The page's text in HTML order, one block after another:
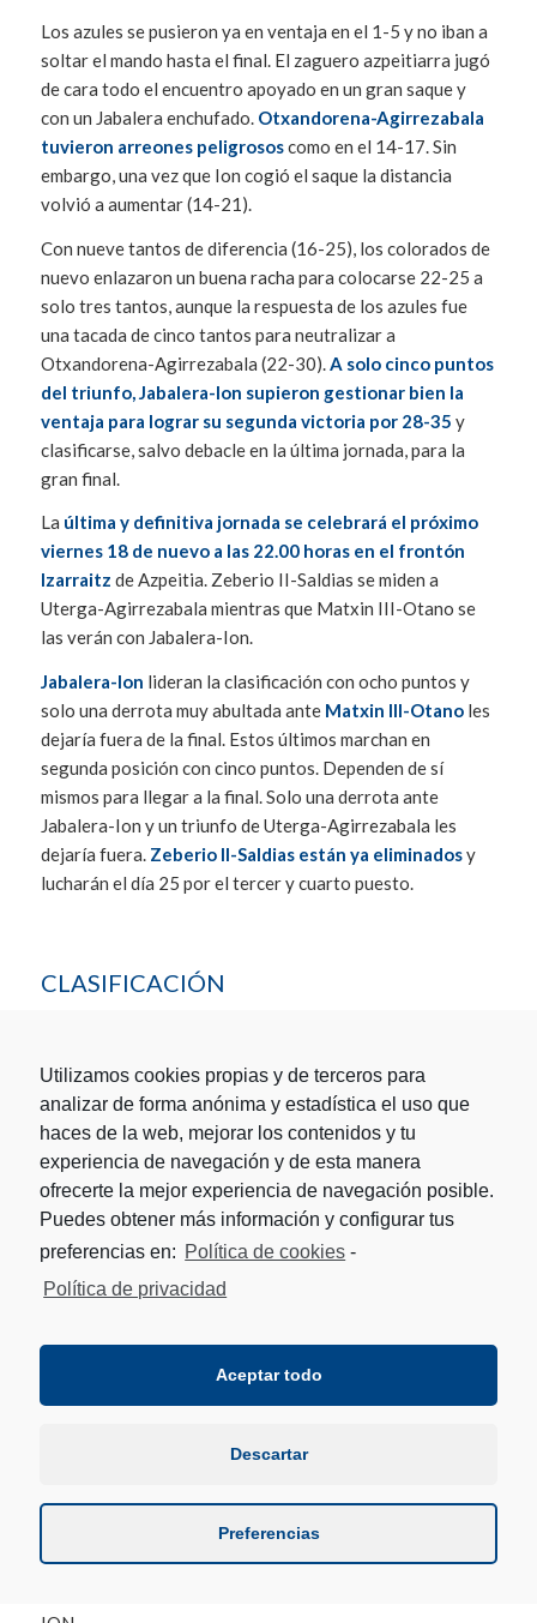
Los azules se pusieron ya en ventaja en el 1-5 y no iban a
soltar el mando hasta el final. El zaguero azpeitiarra jugó
de cara todo el encuentro apoyado en un gran saque y
con un Jabalera enchufado. Otxandorena-Agirrezabala
tuvieron arreones peligrososcomo en el 14-17. Sin
embargo, una vez que Ion cogió el saque la distancia
volvió a aumentar (14-21).
Con nueve tantos de diferencia (16-25), los colorados de
nuevo enlazaron un buena racha para colocarse 22-25 a
solo tres tantos, aunque la respuesta de los azules fue
una tacada de cinco tantos para neutralizar a
Otxandorena-Agirrezabala (22-30). A solo cinco puntos
del triunfo, Jabalera-Ion supieron gestionar bien la
ventaja para lograr su segunda victoria por 28-35 y
clasificarse, salvo debacle en la última jornada, para la
gran final.
La última y definitiva jornada se celebrará el próximo
viernes 18 de nuevo a las 22.00 horas en el frontón
Izarraitz de Azpeitia. Zeberio II-Saldias se miden a
Uterga-Agirrezabala mientras que Matxin III-Otano se
las verán con Jabalera-Ion.
Jabalera-Ion lideran la clasificación con ocho puntos y
solo una derrota muy abultada anteMatxin III-Otanoles
dejaría fuera de la final. Estos últimos marchan en
segunda posición con cinco puntos. Dependen de sí
mismos para llegar a la final. Solo una derrota ante
Jabalera-Ion y un triunfo de Uterga-Agirrezabala les
dejaría fuera.Zeberio II-Saldias están ya eliminadosy
lucharán el día 25 por el tercer y cuarto puesto.
CLASIFICACIÓN
1- JABALERA-ION 2 / 2 / 0 / 70 / 54/ +16 / 8
2- MATXIN III-OTANO 2 / 1 / 1 / 67/ 65 / +2 / 5
3- UTERGA-AGIRREZABALA 2 / 1 / 1 / 63/ 67/ -4 / 4
4- ZEBERIO II-SALDIAS 2 / 0 / 2 / 56 / 70/ -14 / 0
CALENDARIO TORNEO de REMONTE
PROFESIONAL de AZPEITIA
ZEBERIO II-SALDIAS 26-35 JABALERA-ION
Utilizamos cookies propias y de terceros para
analizar de forma anónima y estadística el uso que
haces de la web, mejorar los contenidos y tu
experiencia de navegación y de esta manera
ofrecerte la mejor experiencia de navegación posible.
Puedes obtener más información y configurar tus
preferencias en: Política de cookies -
Política de privacidad
Aceptar todo
Descartar
Preferencias